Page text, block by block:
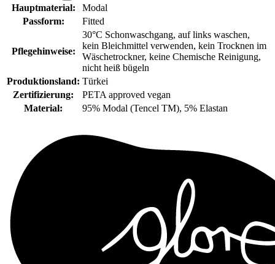
Hauptmaterial:
Modal
Passform:
Fitted
Pflegehinweise:
30°C Schonwaschgang, auf links waschen,
kein Bleichmittel verwenden, kein Trocknen im
Wäschetrockner, keine Chemische Reinigung,
nicht heiß bügeln
Produktionsland: Türkei
Zertifizierung:
PETA approved vegan
Material:
95% Modal (Tencel TM), 5% Elastan